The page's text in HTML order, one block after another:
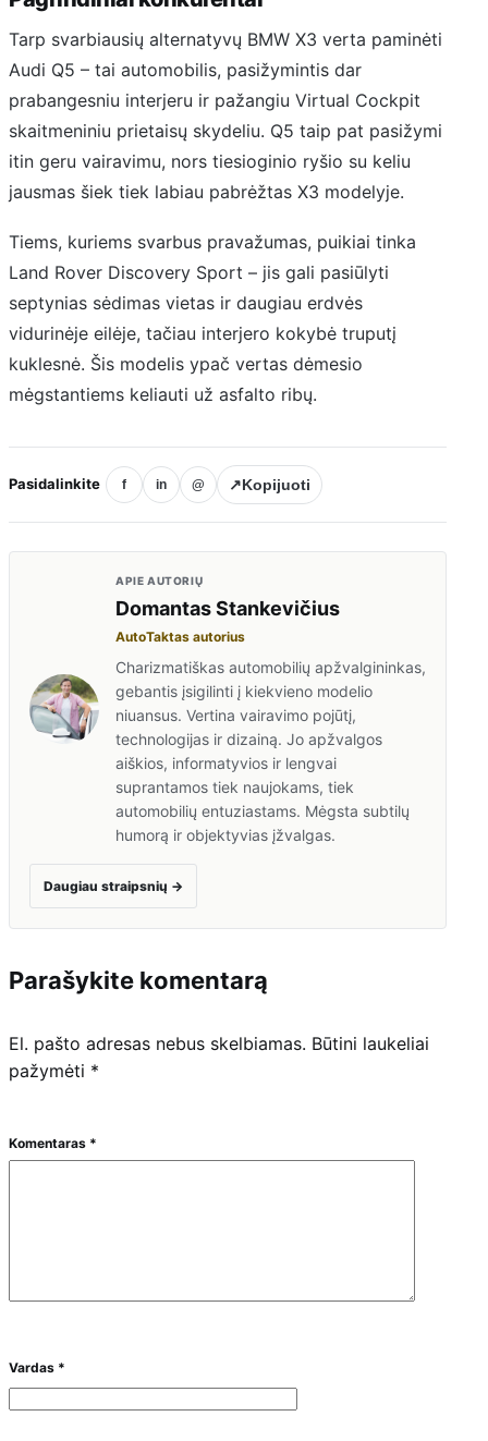
Tarp svarbiausių alternatyvų BMW X3 verta paminėti
Audi Q5 – tai automobilis, pasižymintis dar
prabangesniu interjeru ir pažangiu Virtual Cockpit
skaitmeniniu prietaisų skydeliu. Q5 taip pat pasižymi
itin geru vairavimu, nors tiesioginio ryšio su keliu
jausmas šiek tiek labiau pabrėžtas X3 modelyje.
Tiems, kuriems svarbus pravažumas, puikiai tinka
Land Rover Discovery Sport – jis gali pasiūlyti
septynias sėdimas vietas ir daugiau erdvės
vidurinėje eilėje, tačiau interjero kokybė truputį
kuklesnė. Šis modelis ypač vertas dėmesio
mėgstantiems keliauti už asfalto ribų.
Pasidalinkite f in @ ↗Kopijuoti
APIE AUTORIŲ
Domantas Stankevičius
AutoTaktas autorius
Charizmatiškas automobilių apžvalgininkas,
gebantis įsigilinti į kiekvieno modelio
niuansus. Vertina vairavimo pojūtį,
technologijas ir dizainą. Jo apžvalgos
aiškios, informatyvios ir lengvai
suprantamos tiek naujokams, tiek
automobilių entuziastams. Mėgsta subtilų
humorą ir objektyvias įžvalgas.
Daugiau straipsnių →
Parašykite komentarą
El. pašto adresas nebus skelbiamas. Būtini laukeliai
pažymėti *
Komentaras *
Vardas *